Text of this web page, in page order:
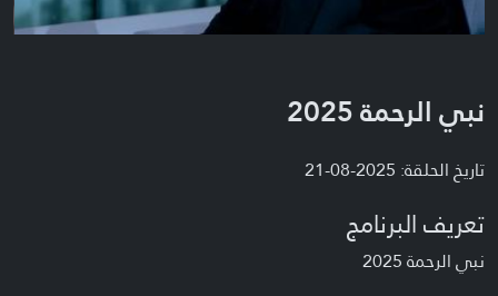
نبي الرحمة 2025
تاريخ الحلقة: 2025-08-21
تعريف البرنامج
نبي الرحمة 2025